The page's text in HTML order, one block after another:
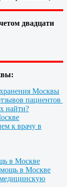
двадцати
Москвы
пациентов
найти?
к врачу в
в Москве
в Москве